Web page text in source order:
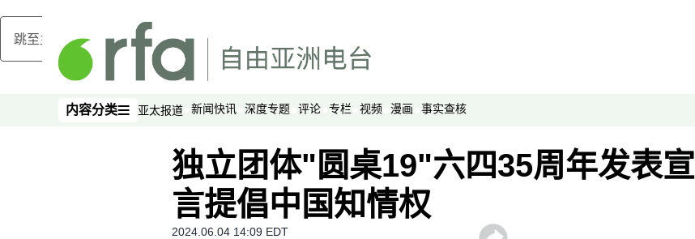
跳至主内容
内容分类
内容分类 亚太报道 新闻快讯 深度专题 评论 专栏 视频 漫画 事实查核
独立团体"圆桌19"六四35周年发表宣
言提倡中国知情权
2024.06.04 14:09 EDT